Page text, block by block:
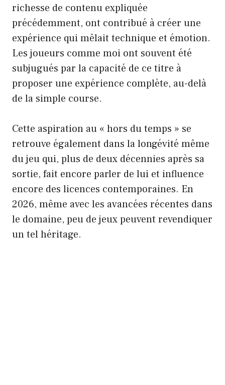
richesse de contenu expliquée
précédemment, ont contribué à créer une
expérience qui mêlait technique et émotion.
Les joueurs comme moi ont souvent été
subjugués par la capacité de ce titre à
proposer une expérience complète, au-delà
de la simple course.
Cette aspiration au « hors du temps » se
retrouve également dans la longévité même
du jeu qui, plus de deux décennies après sa
sortie, fait encore parler de lui et influence
encore des licences contemporaines. En
2026, même avec les avancées récentes dans
le domaine, peu de jeux peuvent revendiquer
un tel héritage.